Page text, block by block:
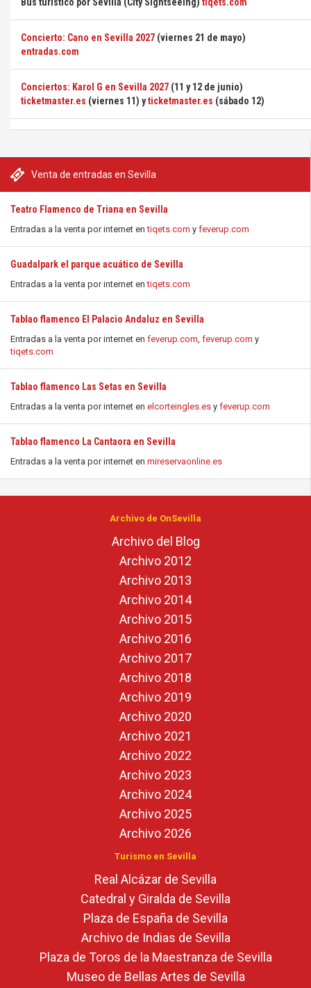
Venta de entradas en Sevilla
Teatro Flamenco de Triana en Sevilla
Entradas a la venta por internet entiqets.com y feverup.com
Guadalpark el parque acuático de Sevilla
Entradas a la venta por internet entiqets.com
Tablao flamenco El Palacio Andaluz en Sevilla
Entradas a la venta por internet en feverup.com, feverup.com y
tiqets.com
Tablao flamenco Las Setas en Sevilla
Entradas a la venta por internet en elcorteingles.es y feverup.com
Tablao flamenco La Cantaora en Sevilla
Entradas a la venta por internet en mireservaonline.es
Concierto: Cano en Sevilla 2027 (viernes 21 de mayo)
entradas.com
Conciertos: Karol G en Sevilla 2027 (11 y 12 de junio)
ticketmaster.es (viernes 11) yticketmaster.es (sábado 12)
Archivo de OnSevilla
Archivo del Blog
Archivo 2012
Archivo 2013
Archivo 2014
Archivo 2015
Archivo 2016
Archivo 2017
Archivo 2018
Archivo 2019
Archivo 2020
Archivo 2021
Archivo 2022
Archivo 2023
Archivo 2024
Archivo 2025
Archivo 2026
Turismo en Sevilla
Real Alcázar de Sevilla
Catedral y Giralda de Sevilla
Plaza de España de Sevilla
Archivo de Indias de Sevilla
Plaza de Toros de la Maestranza de Sevilla
Museo de Bellas Artes de Sevilla